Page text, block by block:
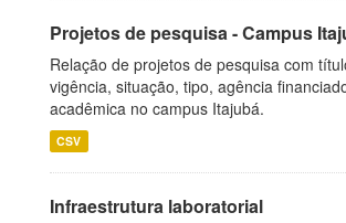
Projetos de pesquisa - Campus
Relação de projetos de pesquisa com
vigência, situação, tipo, agência
acadêmica no campus Itajubá.
CSV
Infraestrutura laboratorial